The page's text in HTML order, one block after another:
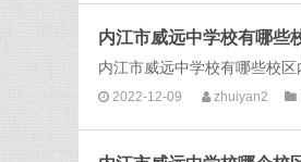
内江市威远中学校有哪些
内江市威远中学校有哪些校
2022-12-09 zhuiyan2